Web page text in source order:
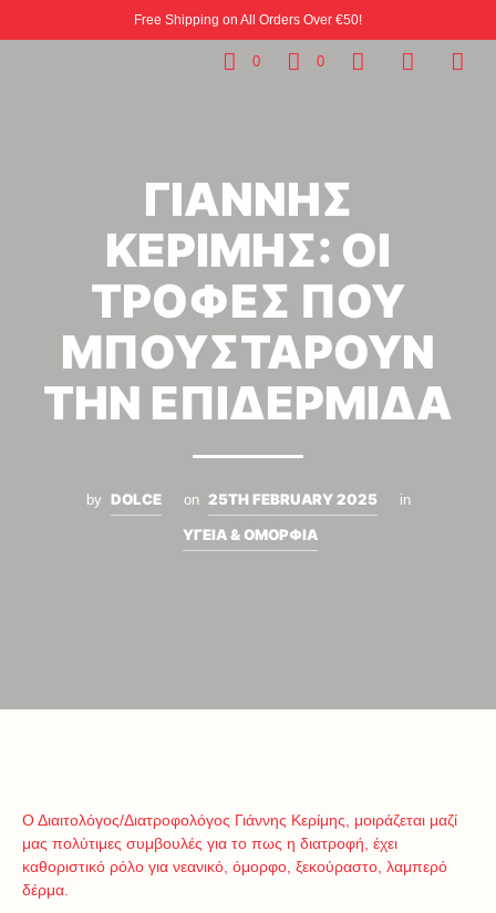
Free Shipping on All Orders Over €50!
0 0
ΓΙΑΝΝΗΣ
ΚΕΡΙΜΗΣ: ΟΙ
ΤΡΟΦΕΣ ΠΟΥ
ΜΠΟΥΣΤΑΡΟΥΝ
ΤΗΝ ΕΠΙΔΕΡΜΙΔΑ
by DOLCE on 25TH FEBRUARY 2025 in
ΥΓΕΙΑ & ΟΜΟΡΦΙΑ
Ο Διαιτολόγος/Διατροφολόγος Γιάννης Κερίμης, μοιράζεται μαζί
μας πολύτιμες συμβουλές για το πως η διατροφή, έχει
καθοριστικό ρόλο για νεανικό, όμορφο, ξεκούραστο, λαμπερό
δέρμα.